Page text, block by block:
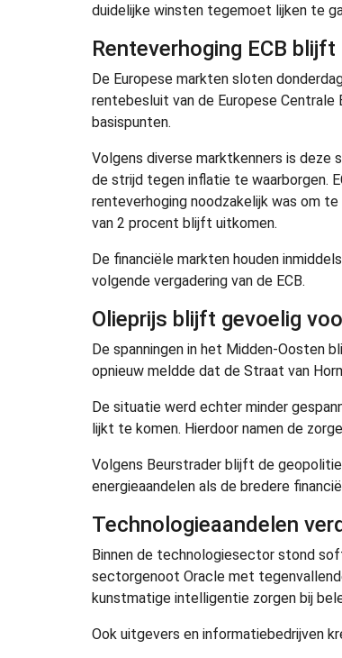
duidelijke winsten tegemoet lijken te
Renteverhoging ECB
De Europese markten sloten
rentebesluit van de Europese
basispunten.
Volgens diverse marktkenners is deze
de strijd tegen inflatie te waarborgen.
renteverhoging noodzakelijk was om
van 2 procent blijft uitkomen.
De financiële markten houden
volgende vergadering van de ECB.
Olieprijs blijft gevoelig
De spanningen in het Midden-Oosten
opnieuw meldde dat de Straat van
De situatie werd echter minder
lijkt te komen. Hierdoor namen de
Volgens Beurstrader blijft de
energieaandelen als de bredere
Technologieaandelen
Binnen de technologiesector stond
sectorgenoot Oracle met
kunstmatige intelligentie zorgen bij
Ook uitgevers en informatiebedrijven